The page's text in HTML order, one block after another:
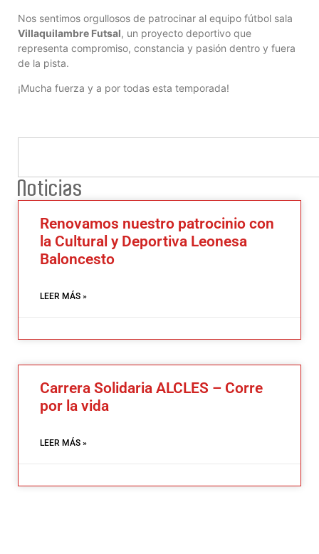
Nos sentimos orgullosos de patrocinar al equipo fútbol sala
Villaquilambre Futsal, un proyecto deportivo que
representa compromiso, constancia y pasión dentro y fuera
de la pista.
¡Mucha fuerza y a por todas esta temporada!
Noticias
Renovamos nuestro patrocinio con
la Cultural y Deportiva Leonesa
Baloncesto
LEER MÁS »
Carrera Solidaria ALCLES – Corre
por la vida
LEER MÁS »